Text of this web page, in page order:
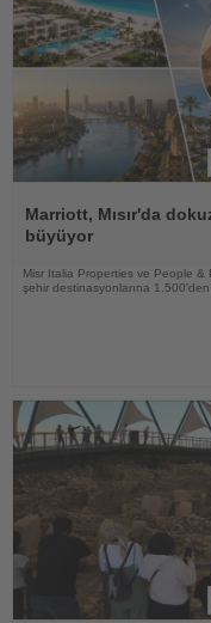
Oku
Marriott, Mısır'da
büyüyor
Misr Italia Properties ve People &
şehir destinasyonlarına